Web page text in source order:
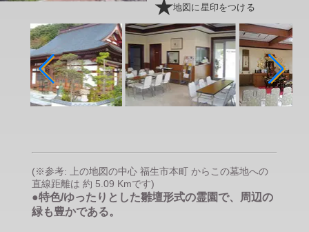
地図に星印をつける
(※参考: 上の地図の中心 福生市本町 からこの墓地への
直線距離は 約 5.09 Kmです)
●特色/ゆったりとした雛壇形式の霊園で、周辺の
緑も豊かである。